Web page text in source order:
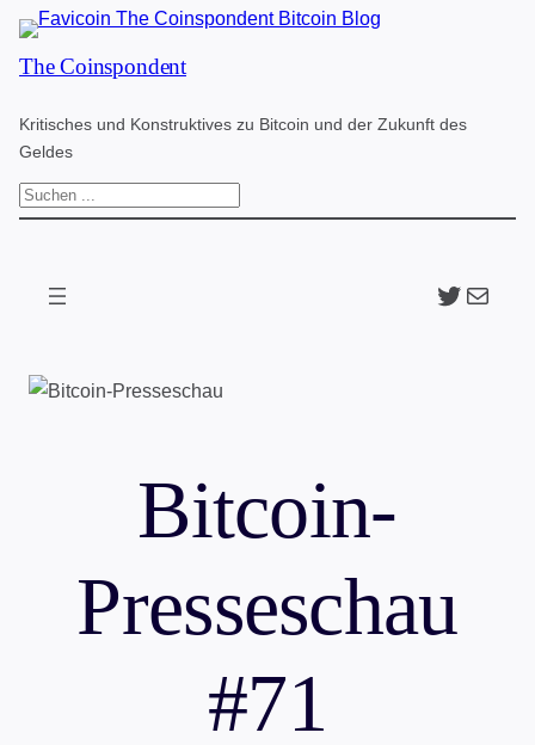
Zum
Inhalt
The Coinspondent
Kritisches und Konstruktives zu Bitcoin und der Zukunft des
Geldes
S
Twitter
The
Bitcoin-
Presseschau
#71